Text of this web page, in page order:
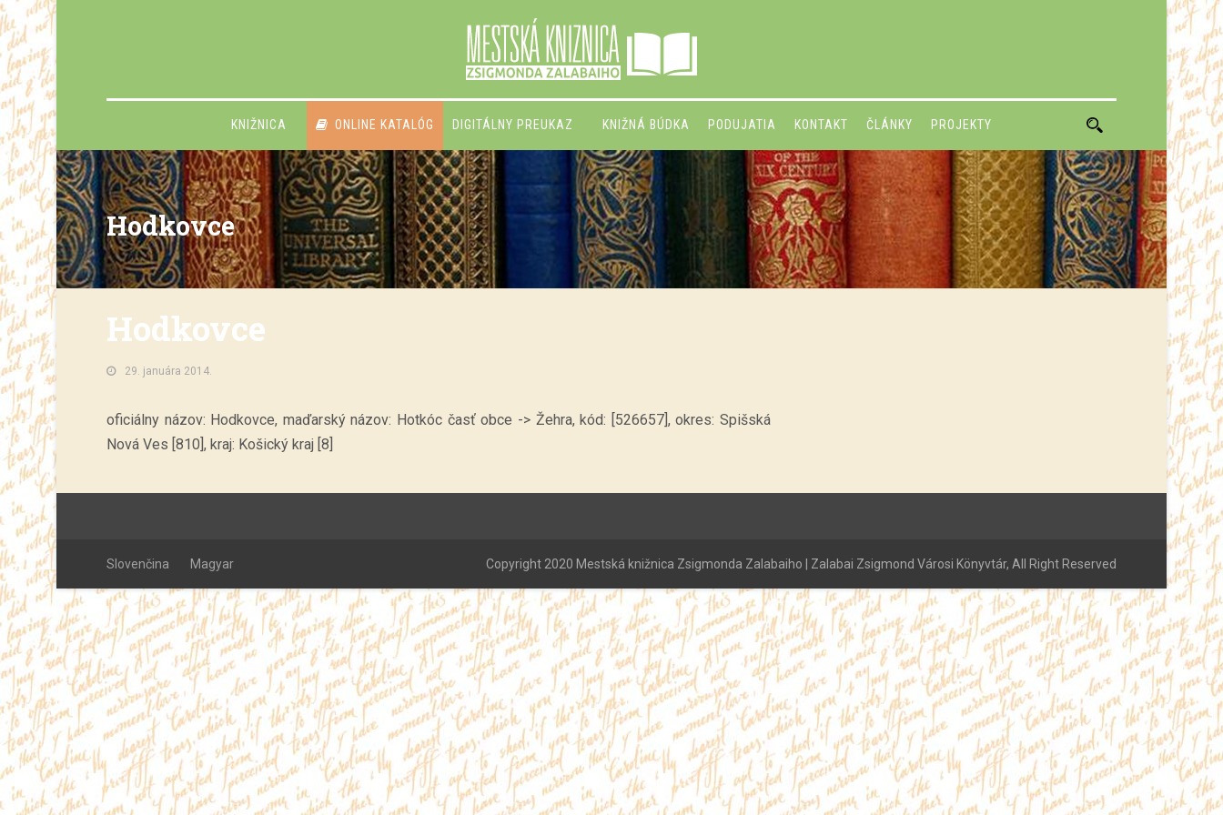
KNIŽNICA ONLINE KATALÓG DIGITÁLNY PREUKAZ KNIŽNÁ BÚDKA PODUJATIA KONTAKT ČLÁNKY PROJEKTY
Hodkovce
Hodkovce
29. januára 2014.
oficiálny názov: Hodkovce, maďarský názov: Hotkóc časť obce -> Žehra, kód: [526657], okres: Spišská
Nová Ves [810], kraj: Košický kraj [8]
Slovenčina Magyar Copyright 2020 Mestská knižnica Zsigmonda Zalabaiho | Zalabai Zsigmond Városi Könyvtár, All Right Reserved